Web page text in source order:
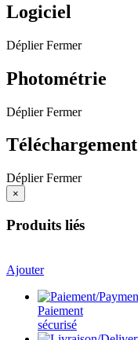
Logiciel
Déplier Fermer
Photométrie
Déplier Fermer
Téléchargement
Déplier Fermer
×
Produits liés
Ajouter
Paiement
sécurisé